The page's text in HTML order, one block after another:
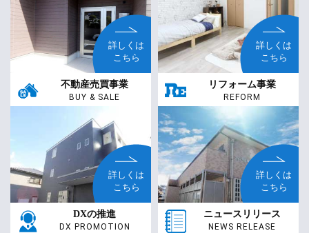
詳しくは
こちら
詳しくは
こちら
不動産売買事業
BUY & SALE
詳しくは
こちら
リフォーム事業
REFORM
詳しくは
こちら
DXの推進
DX PROMOTION
ニュースリリース
NEWS RELEASE